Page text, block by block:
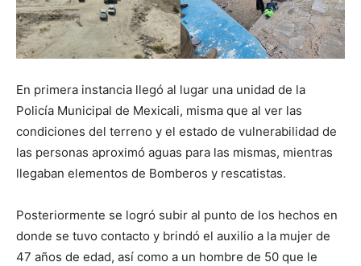
En primera instancia llegó al lugar una unidad de la
Policía Municipal de Mexicali, misma que al ver las
condiciones del terreno y el estado de vulnerabilidad de
las personas aproximó aguas para las mismas, mientras
llegaban elementos de Bomberos y rescatistas.
Posteriormente se logró subir al punto de los hechos en
donde se tuvo contacto y brindó el auxilio a la mujer de
47 años de edad, así como a un hombre de 50 que le